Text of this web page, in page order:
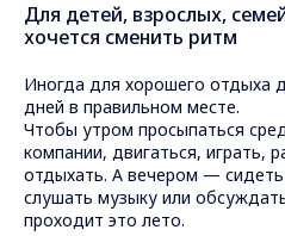
Для детей, взрослых,
хочется сменить ритм
Иногда для хорошего отдыха
дней в правильном месте.
Чтобы утром просыпаться
компании, двигаться, играть,
отдыхать. А вечером — сидеть
слушать музыку или
проходит это лето.